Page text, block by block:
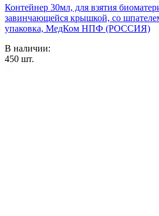
Контейнер 30мл, для взятия
завинчающейся крышкой, со
упаковка, МедКом НПФ (РОССИЯ)
В наличии:
450 шт.